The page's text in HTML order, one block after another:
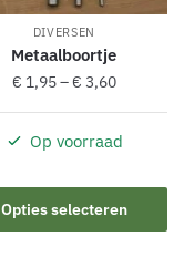
worden
op
de
productpagina
DIVERSEN
Metaalboortje
€ 1,95–€ 3,60
Op voorraad
Opties selecteren
product
heeft
meerdere